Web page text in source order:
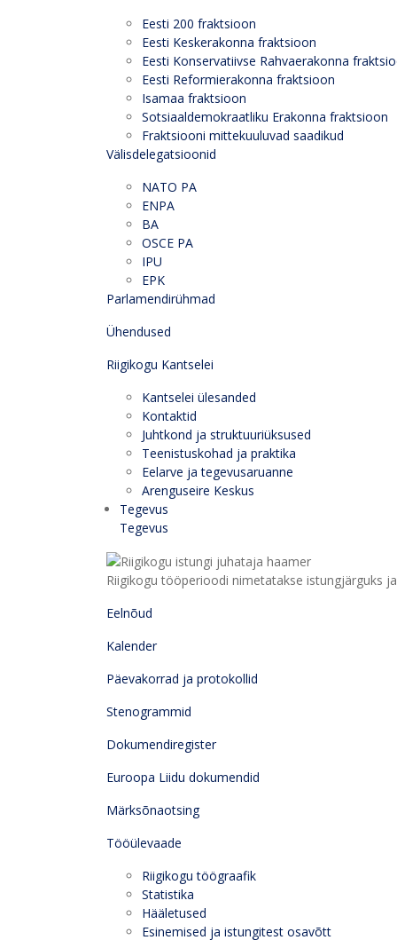
Eesti 200 fraktsioon
Eesti Keskerakonna fraktsioon
Eesti Konservatiivse Rahvaerakonna
Eesti Reformierakonna fraktsioon
Isamaa fraktsioon
Sotsiaaldemokraatliku Erakonna fraktsioon
Fraktsiooni mittekuuluvad saadikud
Välisdelegatsioonid
NATO PA
ENPA
BA
OSCE PA
IPU
EPK
Parlamendirühmad
Ühendused
Riigikogu Kantselei
Kantselei ülesanded
Kontaktid
Juhtkond ja struktuuriüksused
Teenistuskohad ja praktika
Eelarve ja tegevusaruanne
Arenguseire Keskus
Tegevus
Tegevus
Riigikogu tööperioodi nimetatakse istungjärguks
Eelnõud
Kalender
Päevakorrad ja protokollid
Stenogrammid
Dokumendiregister
Euroopa Liidu dokumendid
Märksõnaotsing
Tööülevaade
Riigikogu töögraafik
Statistika
Hääletused
Esinemised ja istungitest osavõtt